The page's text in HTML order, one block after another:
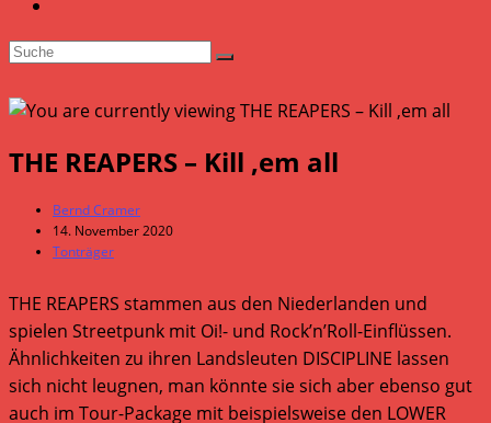
THE REAPERS – Kill ‚em all
Beitrags-
Autor:
Bernd Cramer
Beitrag
veröffentlicht:
14. November 2020
Beitrags-
Tonträger
THE REAPERS stammen aus den Niederlanden und
spielen Streetpunk mit Oi!- und Rock’n’Roll-Einflüssen.
Ähnlichkeiten zu ihren Landsleuten DISCIPLINE lassen
sich nicht leugnen, man könnte sie sich aber ebenso gut
auch im Tour-Package mit beispielsweise den LOWER